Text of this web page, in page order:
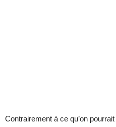
Contrairement à ce qu’on